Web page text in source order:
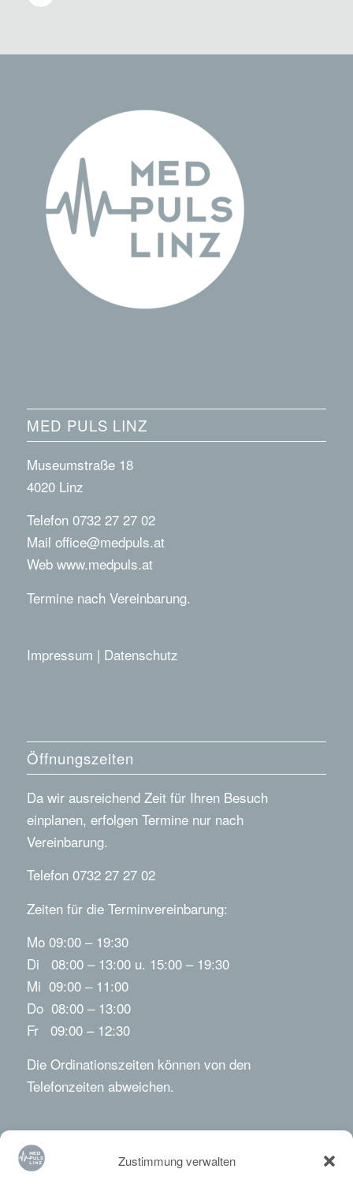
Zustimmung verwalten
MED PULS LINZ
Museumstraße 18
4020 Linz
Telefon 0732 27 27 02
Mail office@medpuls.at
Web www.medpuls.at
Termine nach Vereinbarung.
Impressum | Datenschutz
Öffnungszeiten
Da wir ausreichend Zeit für Ihren Besuch
einplanen, erfolgen Termine nur nach
Vereinbarung.
Telefon 0732 27 27 02
Zeiten für die Terminvereinbarung:
Mo 09:00 – 19:30
Di 08:00 – 13:00 u. 15:00 – 19:30
Mi 09:00 – 11:00
Do 08:00 – 13:00
Fr 09:00 – 12:30
Die Ordinationszeiten können von den
Telefonzeiten abweichen.